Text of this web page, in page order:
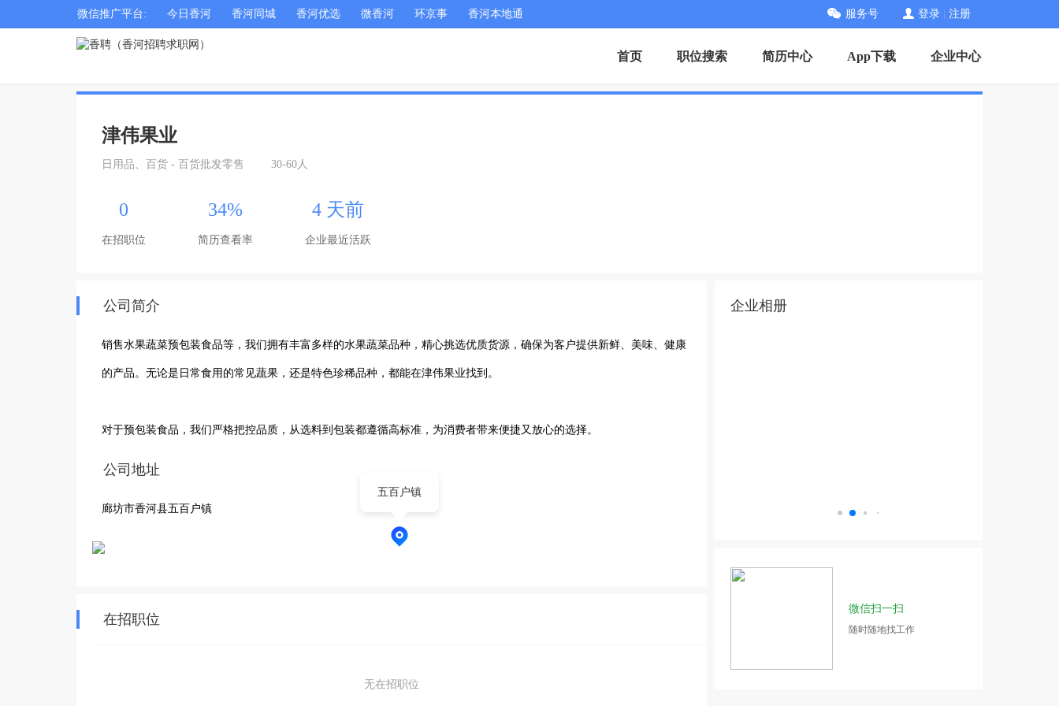
微信推广平台: 今日香河 香河同城 香河优选 微香河 环京事 香河本地通 服务号 登录 注册
首页 职位搜索 简历中心 App下载 企业中心
津伟果业
日用品、百货 - 百货批发零售 30-60人
0
在招职位
34%
简历查看率
4 天前
企业最近活跃
公司简介
销售水果蔬菜预包装食品等，我们拥有丰富多样的水果蔬菜品种，精心挑选优质货源，确保为客户提供新鲜、美味、健康
的产品。无论是日常食用的常见蔬果，还是特色珍稀品种，都能在津伟果业找到。
对于预包装食品，我们严格把控品质，从选料到包装都遵循高标准，为消费者带来便捷又放心的选择。
公司地址
廊坊市香河县五百户镇
五百户镇
在招职位
无在招职位
企业相册
微信扫一扫
随时随地找工作